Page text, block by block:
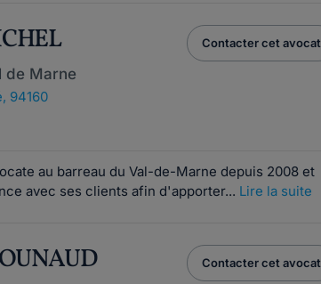
de Marne
94160
Contacter cet avocat
au barreau du Val-de-Marne depuis 2008 et
avec ses clients afin d'apporter... Lire la suite
Contacter cet avocat